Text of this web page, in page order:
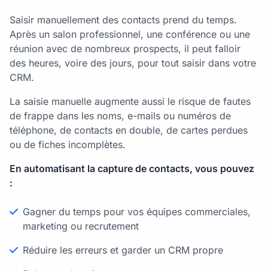
Saisir manuellement des contacts prend du temps.
Après un salon professionnel, une conférence ou une
réunion avec de nombreux prospects, il peut falloir
des heures, voire des jours, pour tout saisir dans votre
CRM.
La saisie manuelle augmente aussi le risque de fautes
de frappe dans les noms, e-mails ou numéros de
téléphone, de contacts en double, de cartes perdues
ou de fiches incomplètes.
En automatisant la capture de contacts, vous pouvez
:
Gagner du temps pour vos équipes commerciales,
marketing ou recrutement
Réduire les erreurs et garder un CRM propre